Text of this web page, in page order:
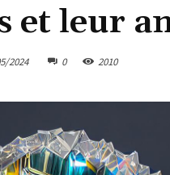
et leur
2024 0 2010